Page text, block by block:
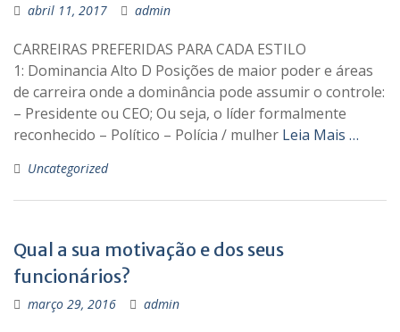
abril 11, 2017 admin
CARREIRAS PREFERIDAS PARA CADA ESTILO
1: Dominancia Alto D Posições de maior poder e áreas
de carreira onde a dominância pode assumir o controle:
– Presidente ou CEO; Ou seja, o líder formalmente
reconhecido – Político – Polícia / mulher Leia Mais …
Uncategorized
Qual a sua motivação e dos seus
funcionários?
março 29, 2016 admin